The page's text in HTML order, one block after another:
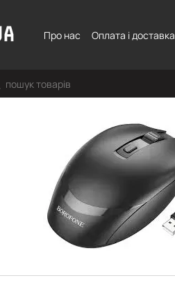
Про нас
Оплата і доставка